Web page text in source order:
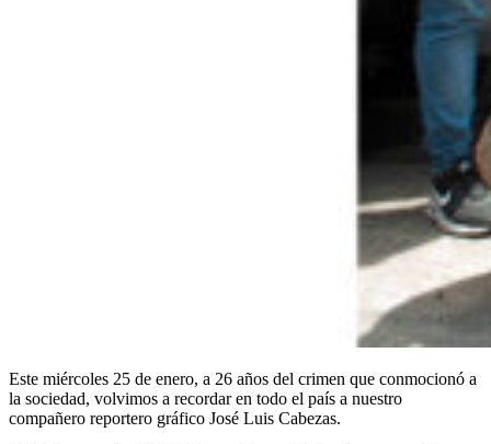
Este miércoles 25 de enero, a 26 años del crimen que conmocionó a
la sociedad, volvimos a recordar en todo el país a nuestro
compañero reportero gráfico José Luis Cabezas.